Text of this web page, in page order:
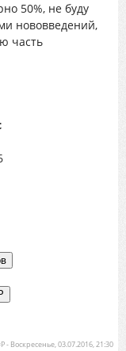
50%, не буду
нововведений,
часть
- Воскресенье, 03.07.2016, 21:30